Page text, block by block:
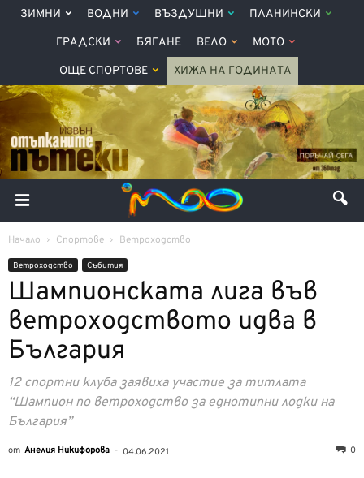
ЗИМНИ ВОДНИ ВЪЗДУШНИ ПЛАНИНСКИ
ГРАДСКИ БЯГАНЕ ВЕЛО МОТО
ОЩЕ СПОРТОВЕ ХИЖА НА ГОДИНАТА
Начало Спортове Ветроходство
Ветроходство Събития
Шампионската лига във
ветроходството идва в
България
12 спортни клуба заявиха участие за титлата
“Шампион по ветроходство за еднотипни лодки на
България”
от Анелия Никифорова - 04.06.2021 0